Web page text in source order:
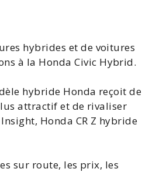
hybrides et de voitures
à la Honda Civic Hybrid.
hybride Honda reçoit de
attractif et de rivaliser
, Honda CR Z hybride
sur route, les prix, les